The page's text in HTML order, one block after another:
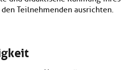
Teilnehmenden ausrichten.